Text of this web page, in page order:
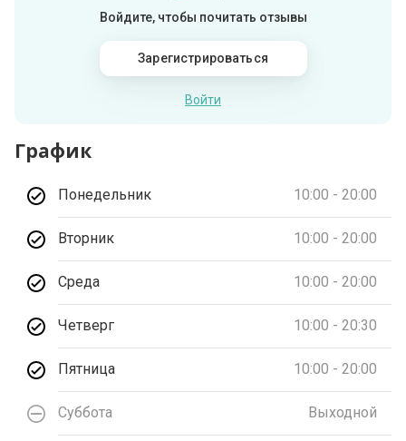
Войдите, чтобы почитать отзывы
Зарегистрироваться
Войти
График
Понедельник 10:00 - 20:00
Вторник 10:00 - 20:00
Среда 10:00 - 20:00
Четверг 10:00 - 20:30
Пятница 10:00 - 20:00
Суббота Выходной